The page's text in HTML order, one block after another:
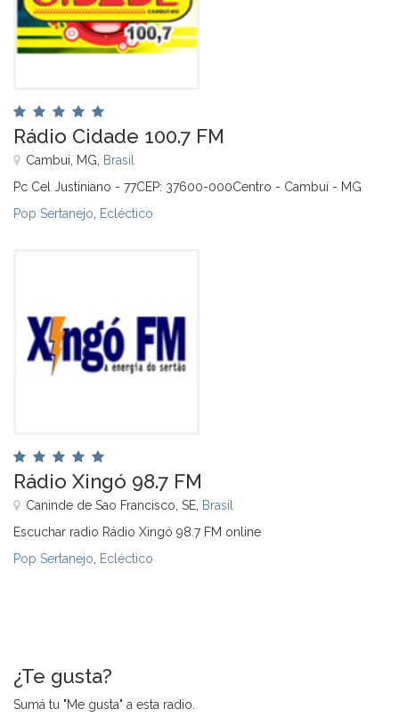
Rádio Cidade 100.7 FM
Cambui, MG, Brasil
Pc Cel Justiniano - 77CEP: 37600-000Centro - Cambuí - MG
Pop Sertanejo Ecléctico
Rádio Xingó 98.7 FM
Caninde de Sao Francisco, SE, Brasil
Escuchar radio Rádio Xingó 98.7 FM online
Pop Sertanejo Ecléctico
¿Te gusta?
Sumá tu "Me gusta" a esta radio.